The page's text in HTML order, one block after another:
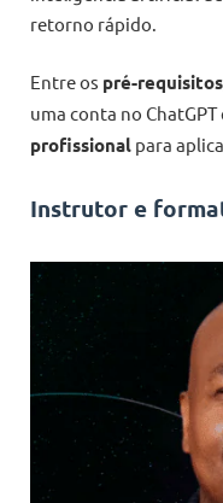
retorno rápido.
Entre os pré-requisitos
uma conta no ChatGPT
profissional para
Instrutor e